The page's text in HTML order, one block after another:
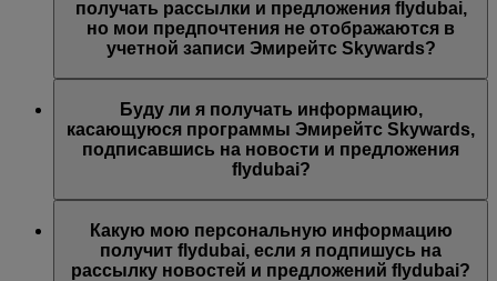
предложений Эмирейтс, Эмирейтс Skywards и/или
flydubai. Ваши предпочтения были изменены согласно
вашему выбору.
получать рассылки и предложения flydubai,
но мои предпочтения не отображаются в
учетной записи Эмирейтс Skywards?
связан с несколькими номерами участников программы
Эмирейтс Skywards или указанное вами имя не
совпадает с именем в вашей учетной записи Эмирейтс
Skywards. Войдите в учетную запись Эмирейтс
Личные предпочтения
Буду ли я получать информацию,
касающуюся программы Эмирейтс Skywards,
подписавшись на новости и предложения
flydubai?
компании flydubai, включая промоакции flydubai и
flydubai Holidays.
Какую мою персональную информацию
получит flydubai, если я подпишусь на
рассылку новостей и предложений flydubai?